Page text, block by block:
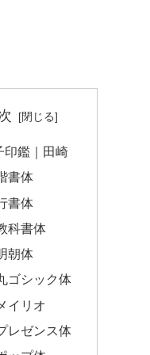
印鑑｜田崎
書体
書体
科書体
朝体
ゴシック体
イリオ
レゼンス体